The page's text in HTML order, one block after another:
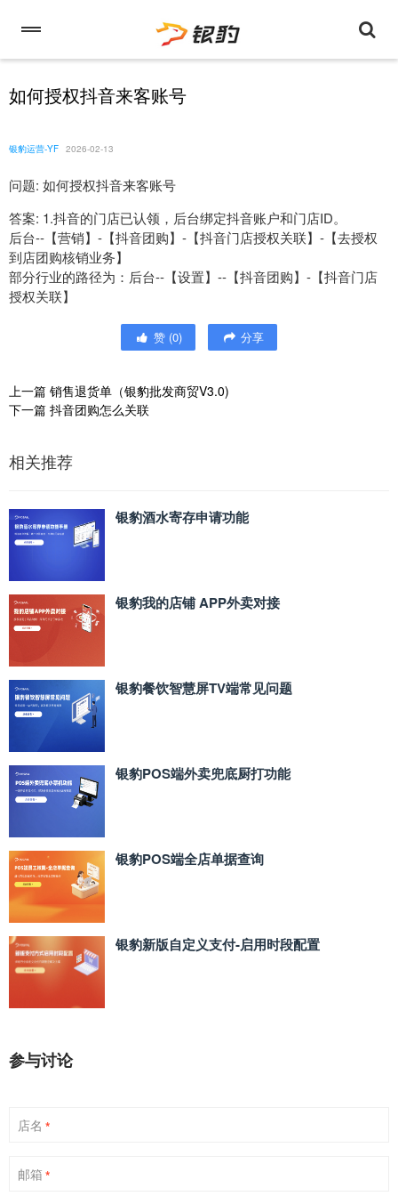
如何授权抖音来客账号
银豹运营-YF 2026-02-13
问题: 如何授权抖音来客账号
答案: 1.抖音的门店已认领，后台绑定抖音账户和门店ID。
后台--【营销】-【抖音团购】-【抖音门店授权关联】-【去授权
到店团购核销业务】
部分行业的路径为：后台--【设置】--【抖音团购】-【抖音门店
授权关联】
赞 (0) 分享
上一篇 销售退货单（银豹批发商贸V3.0)
下一篇 抖音团购怎么关联
相关推荐
银豹酒水寄存申请功能
银豹我的店铺 APP外卖对接
银豹餐饮智慧屏TV端常见问题
银豹POS端外卖兜底厨打功能
银豹POS端全店单据查询
银豹新版自定义支付‑启用时段配置
参与讨论
店名 *
邮箱 *